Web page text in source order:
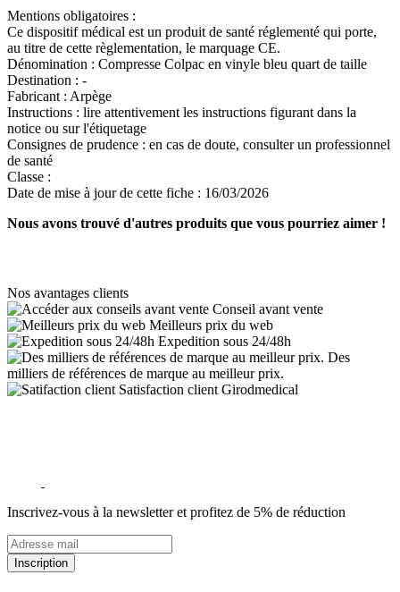
Mentions obligatoires :
Ce dispositif médical est un produit de santé réglementé qui porte,
au titre de cette règlementation, le marquage CE.
Dénomination : Compresse Colpac en vinyle bleu quart de taille
Destination : -
Fabricant : Arpège
Instructions : lire attentivement les instructions figurant dans la
notice ou sur l'étiquetage
Consignes de prudence : en cas de doute, consulter un professionnel
de santé
Classe :
Date de mise à jour de cette fiche : 16/03/2026
Nous avons trouvé d'autres produits que vous pourriez aimer !
Nos avantages clients
Conseil avant vente
Meilleurs prix du web
Expedition sous 24/48h
Des
milliers de références de marque au meilleur prix.
Satisfaction client Girodmedical
Inscrivez-vous à la newsletter et profitez de 5% de réduction
Inscription